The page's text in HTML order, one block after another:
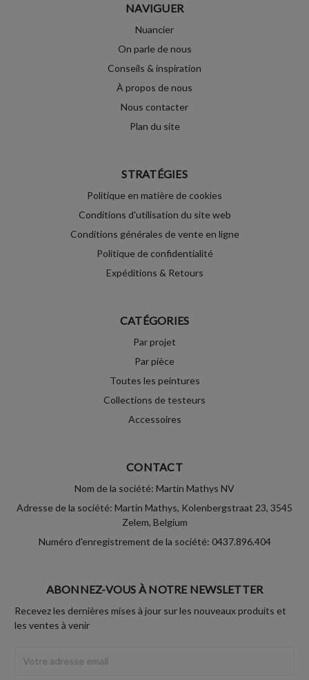
NAVIGUER
Nuancier
On parle de nous
Conseils & inspiration
À propos de nous
Nous contacter
Plan du site
STRATÉGIES
Politique en matière de cookies
Conditions d'utilisation du site web
Conditions générales de vente en ligne
Politique de confidentialité
Expéditions & Retours
CATÉGORIES
Par projet
Par pièce
Toutes les peintures
Collections de testeurs
Accessoires
CONTACT
Nom de la société: Martin Mathys NV
Adresse de la société: Martin Mathys, Kolenbergstraat 23, 3545
Zelem, Belgium
Numéro d'enregistrement de la société: 0437.896.404
ABONNEZ-VOUS À NOTRE NEWSLETTER
Recevez les dernières mises à jour sur les nouveaux produits et
les ventes à venir
Email